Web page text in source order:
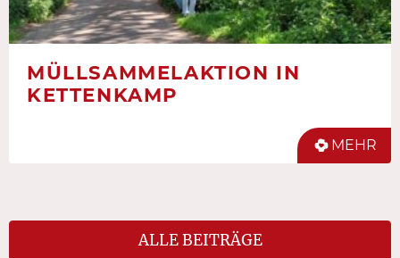
MÜLLSAMMELAKTION IN
KETTENKAMP
MEHR
ALLE BEITRÄGE